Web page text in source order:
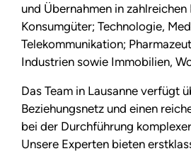
und Übernahmen in
Konsumgüter; Technologie,
Telekommunikation;
Industrien sowie Immobilien,
Das Team in Lausanne verfügt
Beziehungsnetz und einen
bei der Durchführung
Unsere Experten bieten